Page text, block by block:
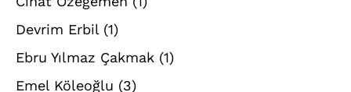
Devrim Erbil (1)
Ebru Yılmaz Çakmak (1)
Emel Köleoğlu (3)